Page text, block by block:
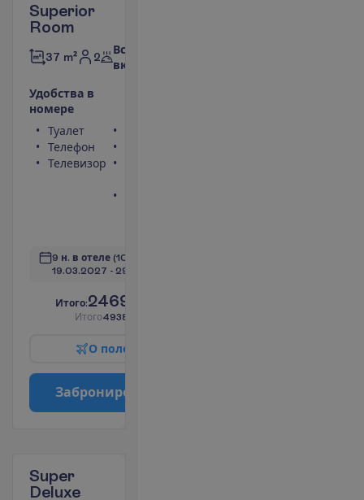
Superior
Room
37 m² 2
Все
включено
Удобства в
номере
Туалет
Телефон
Телевизор
9 н. в отеле (10 н. всего)
19.03.2027 - 29.03.2027
Итого:2469.00
Итого4938.00
О поле
Заброниро
Super
Deluxe